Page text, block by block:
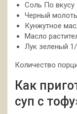
Соль По вкусу
Черный
Кунжутное
Масло
Лук зеленый
Количество
Как
суп с